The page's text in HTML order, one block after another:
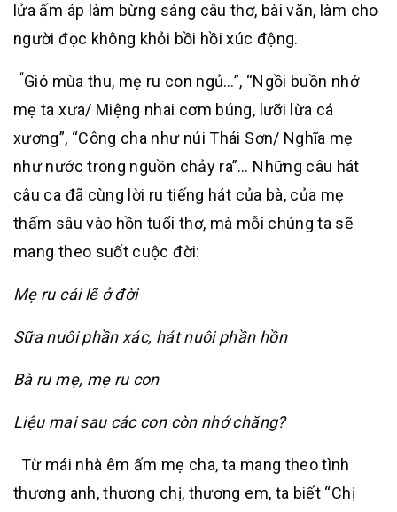
lửa ấm áp làm bừng sáng câu thơ, bài văn, làm cho
người đọc không khỏi bồi hồi xúc động.
“Gió mùa thu, mẹ ru con ngủ…”, “Ngồi buồn nhớ
mẹ ta xưa/ Miệng nhai cơm búng, lưỡi lừa cá
xương”, “Công cha như núi Thái Sơn/ Nghĩa mẹ
như nước trong nguồn chảy ra”… Những câu hát
câu ca đã cùng lời ru tiếng hát của bà, của mẹ
thấm sâu vào hồn tuổi thơ, mà mỗi chúng ta sẽ
mang theo suốt cuộc đời:
Mẹ ru cái lẽ ở đời
Sữa nuôi phần xác, hát nuôi phần hồn
Bà ru mẹ, mẹ ru con
Liệu mai sau các con còn nhớ chăng?
Từ mái nhà êm ấm mẹ cha, ta mang theo tình
thương anh, thương chị, thương em, ta biết “Chị